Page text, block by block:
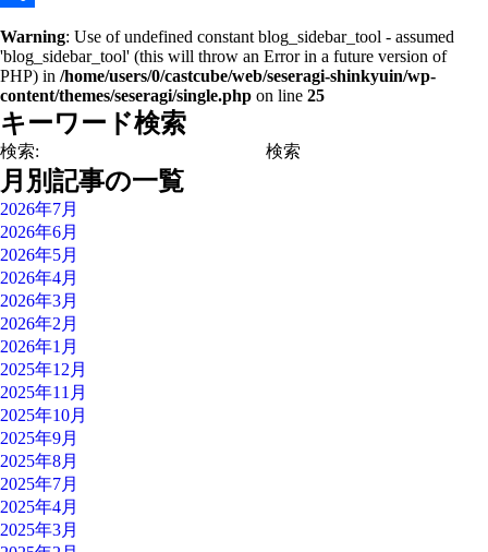
有
Warning: Use of undefined constant blog_sidebar_tool - assumed
'blog_sidebar_tool' (this will throw an Error in a future version of
PHP) in /home/users/0/castcube/web/seseragi-shinkyuin/wp-
content/themes/seseragi/single.php on line 25
キーワード検索
検索:
月別記事の一覧
2026年7月
2026年6月
2026年5月
2026年4月
2026年3月
2026年2月
2026年1月
2025年12月
2025年11月
2025年10月
2025年9月
2025年8月
2025年7月
2025年4月
2025年3月